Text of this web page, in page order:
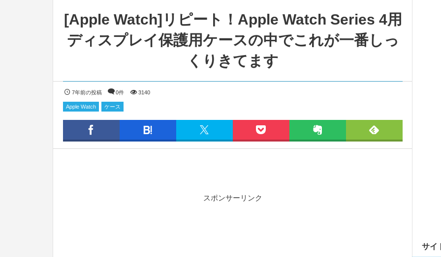
[Apple Watch]リピート！Apple Watch Series 4用
ディスプレイ保護用ケースの中でこれが一番しっ
くりきてます
7年前の投稿 0件 3140
Apple Watch ケース
スポンサーリンク
サイ